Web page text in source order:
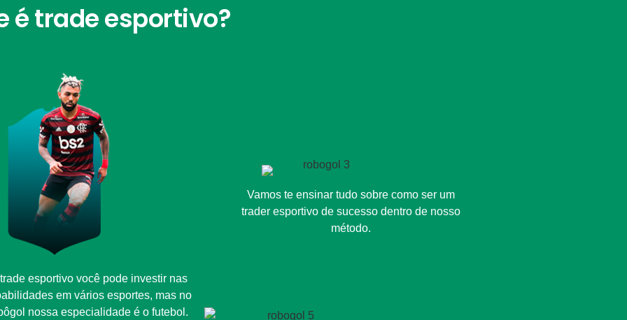
é trade esportivo?
esportivo você pode investir nas
em vários esportes, mas no
nossa especialidade é o futebol.
Vamos te ensinar tudo sobre como ser um
trader esportivo de sucesso dentro de nosso
método.